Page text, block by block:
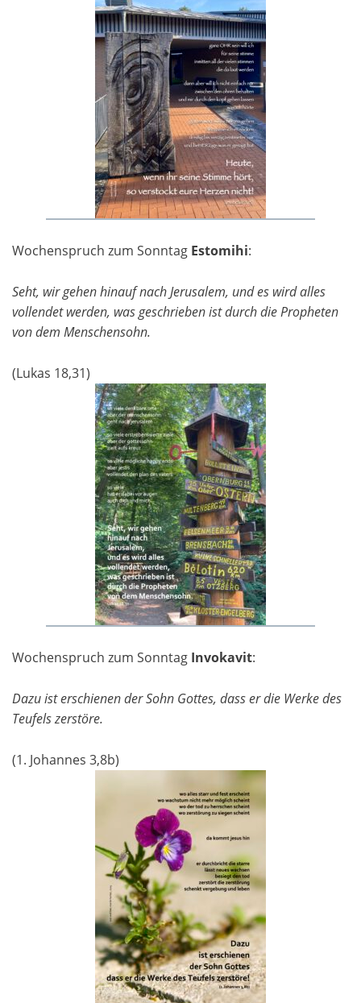
Wochenspruch zum Sonntag Estomihi:
Seht, wir gehen hinauf nach Jerusalem, und es wird alles
vollendet werden, was geschrieben ist durch die Propheten
von dem Menschensohn.
(Lukas 18,31)
Wochenspruch zum Sonntag Invokavit:
Dazu ist erschienen der Sohn Gottes, dass er die Werke des
Teufels zerstöre.
(1. Johannes 3,8b)